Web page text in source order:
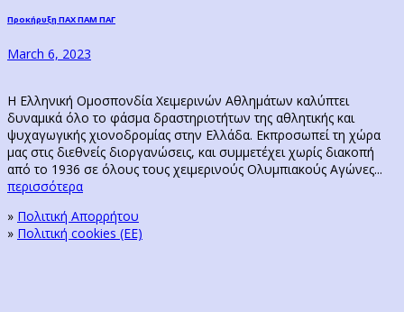
Next
Προκήρυξη ΠΑΧ ΠΑΜ ΠAΓ
March 6, 2023
Η Ελληνική Ομοσπονδία Χειμερινών Αθλημάτων καλύπτει
δυναμικά όλο το φάσμα δραστηριοτήτων της αθλητικής και
ψυχαγωγικής χιονοδρομίας στην Ελλάδα. Εκπροσωπεί τη χώρα
μας στις διεθνείς διοργανώσεις, και συμμετέχει χωρίς διακοπή
από το 1936 σε όλους τους χειμερινούς Ολυμπιακούς Αγώνες...
περισσότερα
» Πολιτική Απορρήτου
» Πολιτική cookies (ΕΕ)